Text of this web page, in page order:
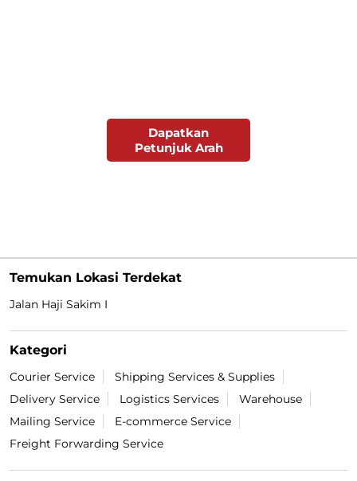
Dapatkan
Petunjuk Arah
Temukan Lokasi Terdekat
Jalan Haji Sakim I
Kategori
Courier Service
Shipping Services & Supplies
Delivery Service
Logistics Services
Warehouse
Mailing Service
E-commerce Service
Freight Forwarding Service